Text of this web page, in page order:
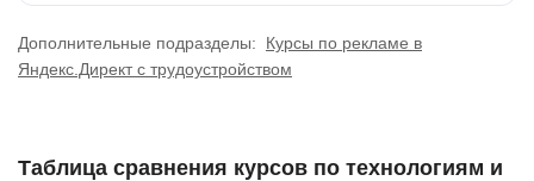
Дополнительные подразделы:
Курсы по рекламе в
Яндекс.Директ с трудоустройством
Таблица сравнения курсов по технологиям и